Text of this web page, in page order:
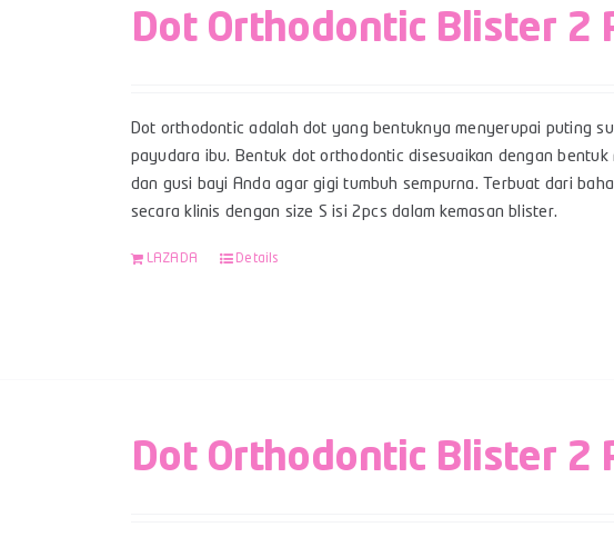
Dot Orthodontic Blister 2
Dot orthodontic adalah dot yang bentuknya menyerupai puting
payudara ibu. Bentuk dot orthodontic disesuaikan dengan
dan gusi bayi Anda agar gigi tumbuh sempurna. Terbuat dari
secara klinis dengan size S isi 2pcs dalam kemasan blister.
LAZADA Details
Dot Orthodontic Blister 2